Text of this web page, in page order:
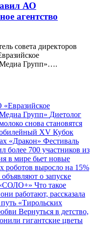
АО
агентство
совета директоров
Медиа Групп»….
Групп» Диетолог
снова становятся
XV Кубок
«Дракон» Фестиваль
более 700 участников из
в мире бьет новые
роботов выросло на 15%
о запуске
«СОЛО+» Что такое
работают, рассказала
«Тирольских
Вернуться в детство,
гигантские цветы